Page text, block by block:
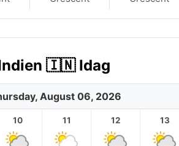
🇮🇳 Idag
August 06, 2026
10 11 12 13